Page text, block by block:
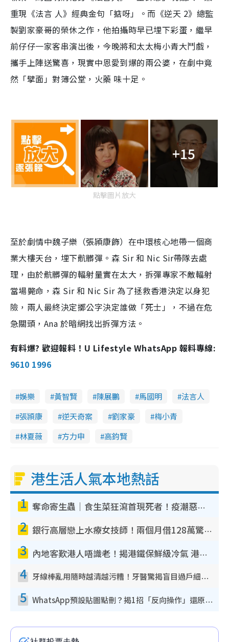
重現《法言 人》經典金句「掂呀」。而《逆天 2》總監
製劉家豪哥的榮休之作，他拍攝時早已埋下彩蛋，繼早
前仔仔一家客串演出後，今晚將和太太梅小青大鬥戲，
攜手上陣送驚喜，現實中恩愛到爆的兩公婆，在劇中竟
然「擘面」對簿公堂，火藥 味十足。
+15
點擊圖片放大
至於劇情中魏子樂（張頴康飾）在中環核心地帶一個商
業大樓天台，埋下骯髒彈。森 Sir 和 Nic Sir帶隊去處
理，由於骯髒彈的輻射量實在太大，拆彈專家不敵輻射
當場斃命，森 Sir 和 Nic Sir 為了拯救香港決定以身犯
險，兩人最終決定擲公字決定誰做「死士」，不過在危
急關頭，Ana 於暗網找出拆彈方法。
有料爆? 歡迎報料！U Lifestyle WhatsApp 報料專線:
9610 1996
娛樂 黃智賢 陳展鵬 馬國明
法言人
張頴康
逆天奇案 劉家豪
梅小青
林夏薇
方力申 高鈞賢
港生活人氣本地熱話
1 奪命寄生蟲｜食生菜狂瀉首現死者！疫潮惡化錄1.8萬宗病例 揭洗菜3大謬誤
2 銀行高層戀上水療女技師！兩個月借128萬驚覺「沉船」沉落火海 揭背後疑似邪教操控賣淫
3 內地客歎港人唔識老！揭港鐵保鮮級冷氣 港人求放過：咪投訴
4 牙線棒亂用隨時越清越污糟！牙醫驚揭盲目過戶細菌恐致蛀牙：呢種先係日常真保養
5 WhatsApp預設貼圖點刪？揭1招「反向操作」還原簡潔介面 附3步實測教學